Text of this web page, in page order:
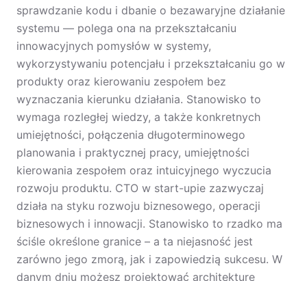
sprawdzanie kodu i dbanie o bezawaryjne działanie
systemu — polega ona na przekształcaniu
innowacyjnych pomysłów w systemy,
wykorzystywaniu potencjału i przekształcaniu go w
produkty oraz kierowaniu zespołem bez
wyznaczania kierunku działania. Stanowisko to
wymaga rozległej wiedzy, a także konkretnych
umiejętności, połączenia długoterminowego
planowania i praktycznej pracy, umiejętności
kierowania zespołem oraz intuicyjnego wyczucia
rozwoju produktu. CTO w start-upie zazwyczaj
działa na styku rozwoju biznesowego, operacji
biznesowych i innowacji. Stanowisko to rzadko ma
ściśle określone granice – a ta niejasność jest
zarówno jego zmorą, jak i zapowiedzią sukcesu. W
danym dniu możesz projektować architekturę